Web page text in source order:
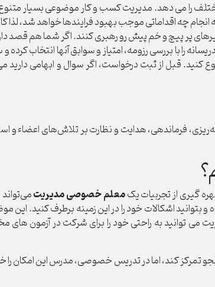
را می دهد. مدیریت کسب و کار موضوعی بسیار
چه اقداماتی موجب بهبود فرایندها خواهد شد، لذا
پر پیچ و خم پیش رو رهبری کنند. اگر شما هم قصد
را با بررسی رزومه، امتیاز و سوابق آنها انتخاب
قبل از ثبت درخواست، اگر سوال و ابهامی دارید می
فرماندهی، هدایت و نظارت بر تلاش‌های اعضاء و
گیری از تجربیات یکمعلم خصوصی مدیریت
و بتوانید اشکالات خود را در این زمینه برطرف کنید.
توانید به راحتی خود را برای شرکت در آزمون های
کند، اما در تدریس خصوصی، مدرس این امکان را